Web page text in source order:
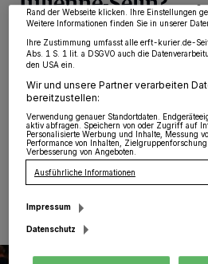
Elsen·Auf einer Alpaka-Farm
Bohlen, Leony, Katja Krasavice
Kandidatinnen zu den ersten
22.02.2023 , 16:10 Uhr
Rand der Webseite klicken. Ihre Einstellungen
Weitere Informationen finden Sie in unserer
Ihre Zustimmung umfasst alle erft-kurier.de-
Abs. 1 S. 1 lit. a DSGVO auch die
den USA ein.
Wir und unsere Partner verarbeiten
bereitzustellen:
Verwendung genauer Standortdaten.
aktiv abfragen. Speichern von oder Zugriff auf
Personalisierte Werbung und Inhalte, Messung
Performance von Inhalten,
Verbesserung von Angeboten.
Ausführliche Informationen
Impressum
Datenschutz